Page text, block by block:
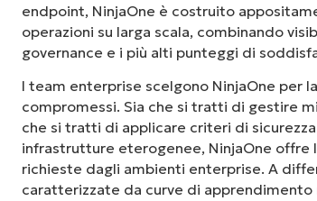
endpoint, NinjaOne è costruito
operazioni su larga scala, combinando
governance e i più alti punteggi di
I team enterprise scelgono NinjaOne per
compromessi. Sia che si tratti di gestire
che si tratti di applicare criteri di
infrastrutture eterogenee, NinjaOne offre
richieste dagli ambienti enterprise. A
caratterizzate da curve di
Ernie Turner
Direttore IT di